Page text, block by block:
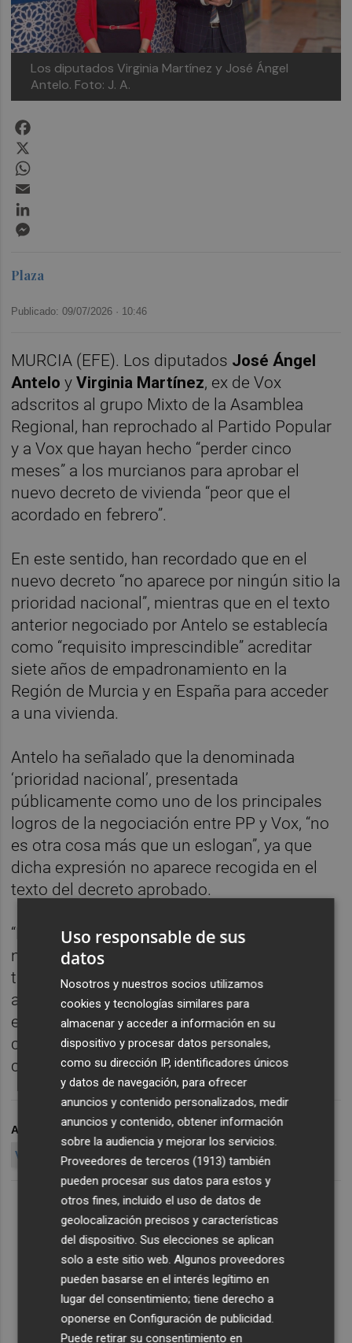
Los diputados Virginia Martínez y José Ángel
Antelo. Foto: J. A.
Plaza
Publicado: 09/07/2026 · 10:46
MURCIA (EFE). Los diputados José Ángel
Antelo yVirginia Martínez, ex de Vox
adscritos al grupo Mixto de la Asamblea
Regional, han reprochado al Partido Popular
y a Vox que hayan hecho “perder cinco
meses” a los murcianos para aprobar el
nuevo decreto de vivienda “peor que el
acordado en febrero”.
En este sentido, han recordado que en el
nuevo decreto “no aparece por ningún sitio la
prioridad nacional”, mientras que en el texto
anterior negociado por Antelo se establecía
como “requisito imprescindible” acreditar
siete años de empadronamiento en la
Región de Murcia y en España para acceder
a una vivienda.
Antelo ha señalado que la denominada
‘prioridad nacional’, presentada
públicamente como uno de los principales
logros de la negociación entre PP y Vox, “no
es otra cosa más que un eslogan”, ya que
dicha expresión no aparece recogida en el
texto del decreto aprobado.
“Los ciudadanos de la Región de Murcia no
necesitaban cinco meses de propaganda,
titulares y eslóganes; necesitaban que se
aprobara el decreto que ya estaba acordado
en febrero y que protegía con requisitos
concretos el acceso a la vivienda”, ha
concluido Antelo.
ARCHIVADO EN VIVIENDA
JOSÉ ÁNGEL ANTELO
VIRGINIA MARTÍNEZ
Uso responsable de sus
datos
Nosotros y nuestros socios utilizamos
cookies y tecnologías similares para
almacenar y acceder a información en su
dispositivo y procesar datos personales,
como su dirección IP, identificadores únicos
y datos de navegación, para ofrecer
anuncios y contenido personalizados, medir
anuncios y contenido, obtener información
sobre la audiencia y mejorar los servicios.
Proveedores de terceros (1913) también
pueden procesar sus datos para estos y
otros fines, incluido el uso de datos de
geolocalización precisos y características
del dispositivo. Sus elecciones se aplican
solo a este sitio web. Algunos proveedores
pueden basarse en el interés legítimo en
lugar del consentimiento; tiene derecho a
oponerse enConfiguración de publicidad.
Puede retirar su consentimiento en